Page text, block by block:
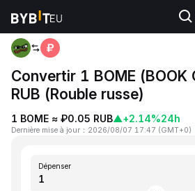
Accueil BOME to RUB
Convertir 1 BOME (BOOK
RUB (Rouble russe)
1 BOME ≈ ₽0.05 RUB▲+2.14%24h
Dernière mise à jour ： 2026/08/07 17:47 (GMT+0)
Dépenser